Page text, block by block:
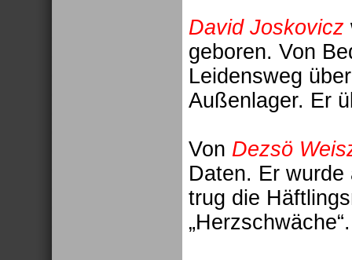
David Joskovicz
geboren. Von
Leidensweg
Außenlager. Er
Von Dezsö
Daten. Er
trug die
„Herzschwäche“.